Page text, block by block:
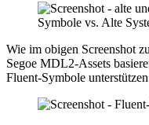
Symbole vs. Alte
Wie im obigen Screenshot
Segoe MDL2-Assets
Fluent-Symbole